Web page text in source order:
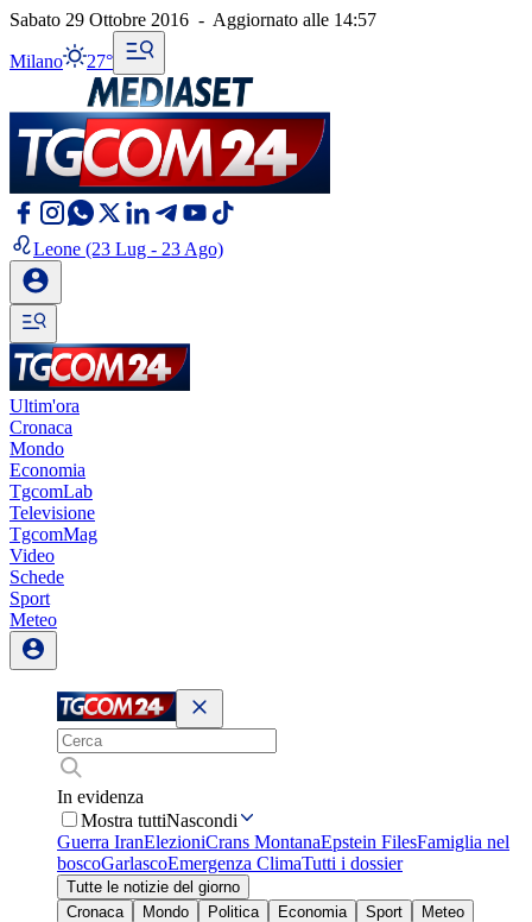
Sabato 29 Ottobre 2016 - Aggiornato alle 14:57
Milano 27°
Leone (23 Lug - 23 Ago)
Ultim'ora
Cronaca
Mondo
Economia
TgcomLab
Televisione
TgcomMag
Video
Schede
Sport
Meteo
In evidenza
Mostra tuttiNascondi
Guerra IranElezioniCrans MontanaEpstein FilesFamiglia nel
boscoGarlascoEmergenza ClimaTutti i dossier
Tutte le notizie del giorno
Cronaca
Mondo Politica Economia Sport
Meteo